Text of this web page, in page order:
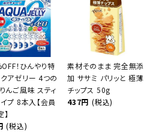
！ひんやり特
クアゼリー 4つの
んご風味 スティ
イプ 8本入【会員
(税込)
素材そのまま 完全無添
加 ササミ パリッと 極薄
チップス 50g
437円 (税込)